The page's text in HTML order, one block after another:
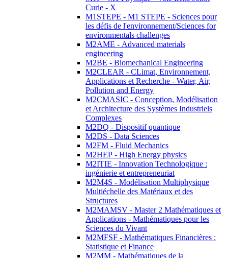
Curie - X
M1STEPE - M1 STEPE - Sciences pour
les défis de l'environnement/Sciences for
environmentals challenges
M2AME - Advanced materials
engineering
M2BE - Biomechanical Engineering
M2CLEAR - CLimat, Environnement,
Applications et Recherche - Water, Air,
Pollution and Energy
M2CMASIC - Conception, Modélisation
et Architecture des Systèmes Industriels
Complexes
M2DQ - Dispositif quantique
M2DS - Data Sciences
M2FM - Fluid Mechanics
M2HEP - High Energy physics
M2ITIE - Innovation Technologique :
ingénierie et entrepreneuriat
M2M4S - Modélisation Multiphysique
Multiéchelle des Matériaux et des
Structures
M2MAMSV - Master 2 Mathématiques et
Applications - Mathématiques pour les
Sciences du Vivant
M2MFSF - Mathématiques Financières :
Statistique et Finance
M2MM - Mathématiques de la